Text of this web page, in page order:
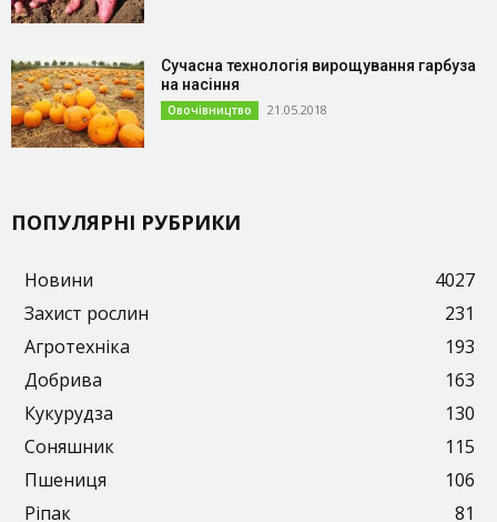
Сучасна технологія вирощування гарбуза
на насіння
Овочівництво 21.05.2018
ПОПУЛЯРНІ РУБРИКИ
Новини
4027
Захист рослин
231
Агротехніка
193
Добрива
163
Кукурудза
130
Соняшник
115
Пшениця
106
Ріпак
81